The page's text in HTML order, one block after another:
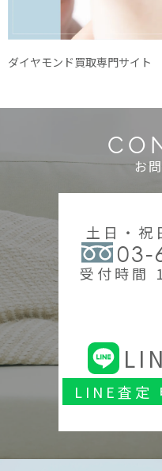
ダイヤモンド買取専門サイト
お
土日・祝
03-
受付時間
LINE査定